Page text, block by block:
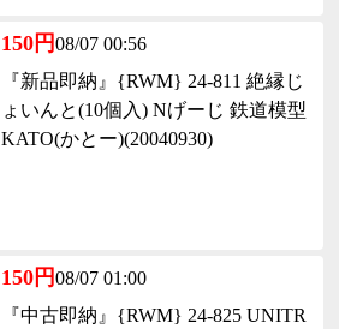
150円08/07 00:56
『新品即納』{RWM} 24-811 絶縁じ
ょいんと(10個入) Nげーじ 鉄道模型
KATO(かとー)(20040930)
150円08/07 01:00
『中古即納』{RWM} 24-825 UNITR